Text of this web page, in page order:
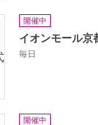
開催中
イオンモール
毎日
開催中